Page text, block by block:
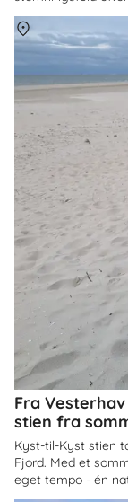
Fra
stien fra
Kyst-til-Kyst stien
Fjord. Med et
eget tempo - én